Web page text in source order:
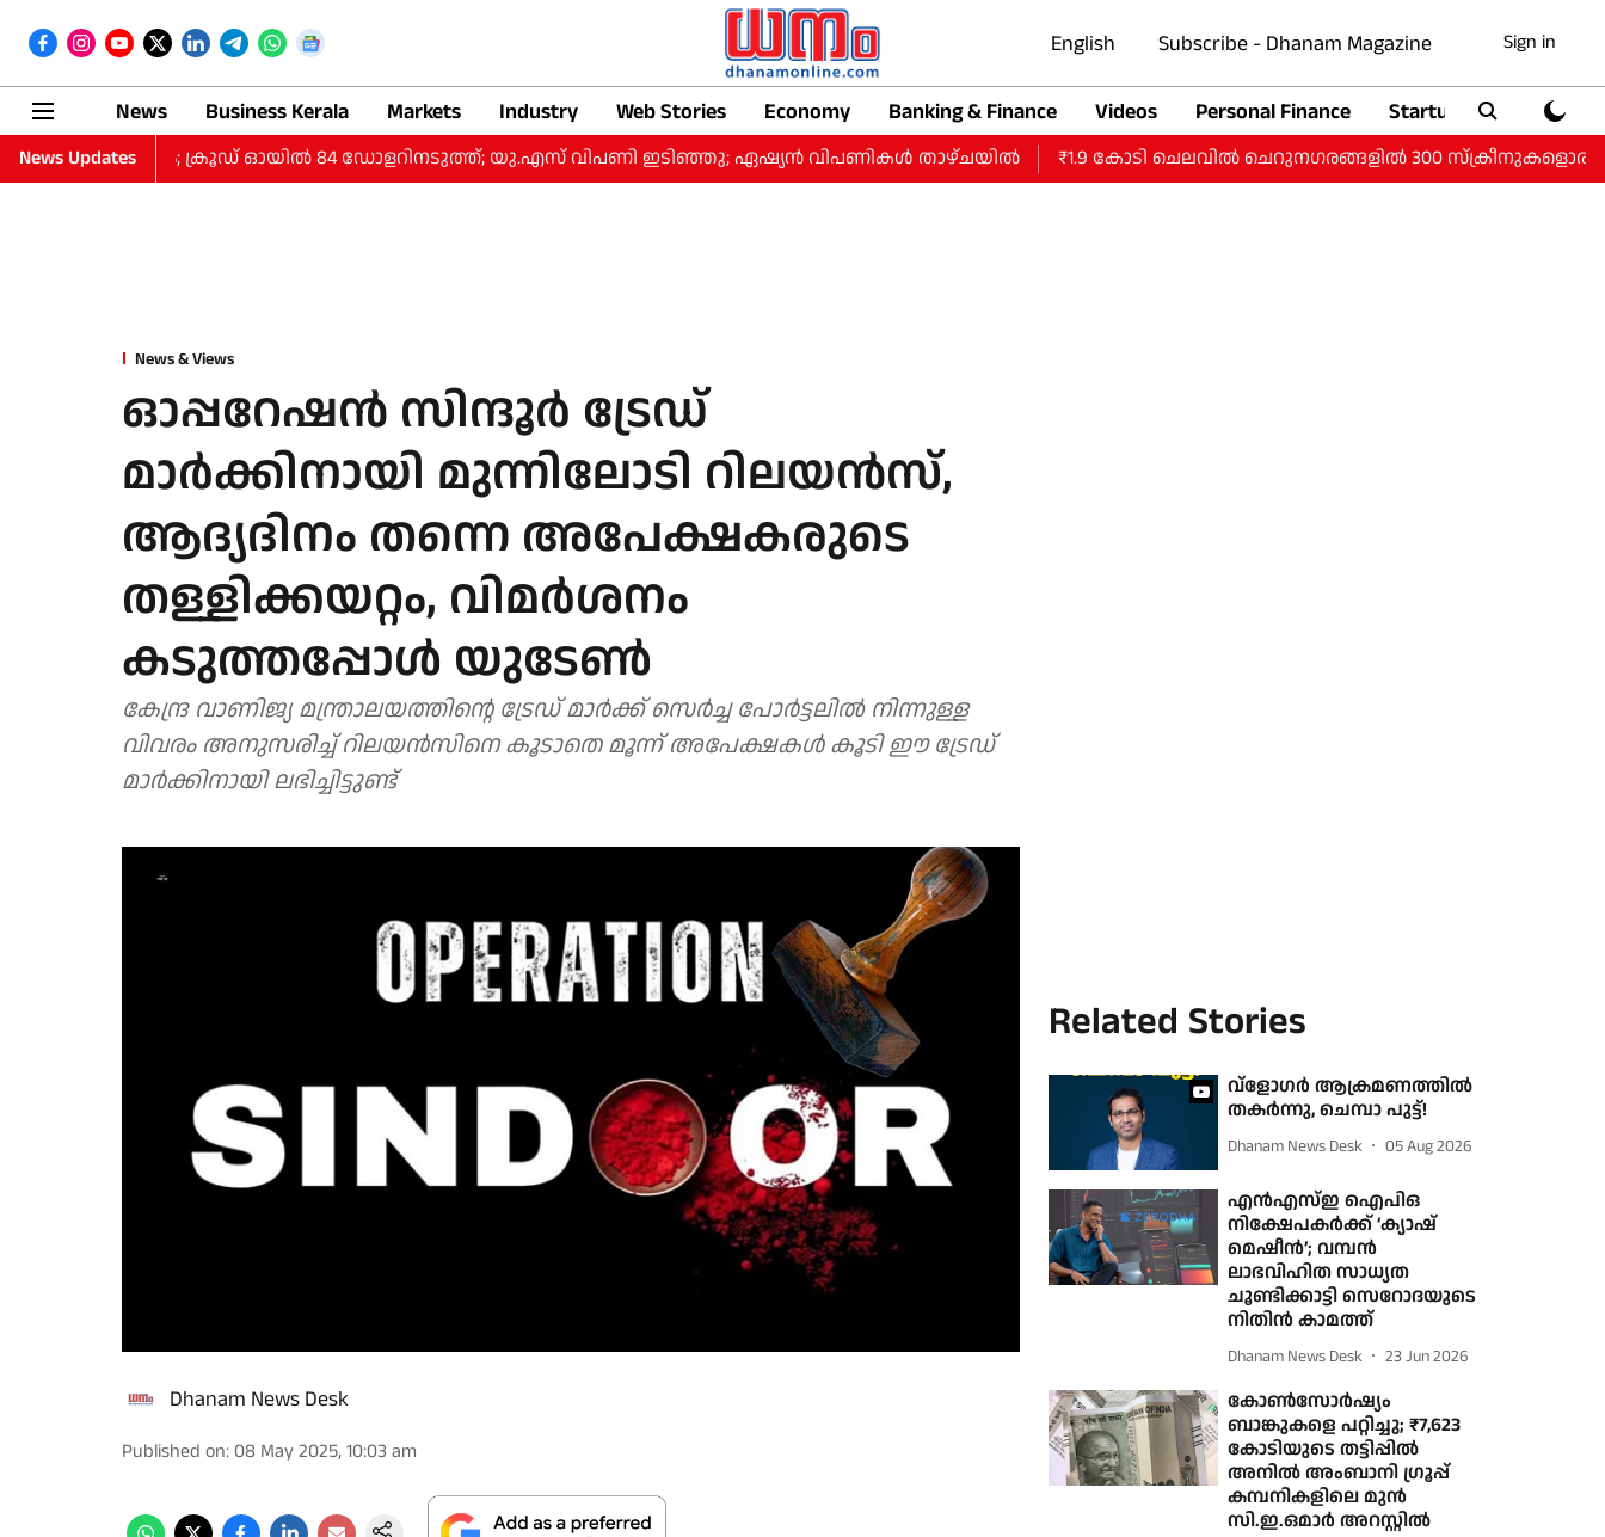
English Subscribe - Dhanam Magazine Sign in
News Business Kerala Markets Industry Web Stories Economy Banking & Finance Videos Personal Finance Startup
News Updates ക്രൂഡ് ഓയിൽ 84 ഡോളറിനടുത്ത്; യു.എസ് വിപണി ഇടിഞ്ഞു; ഏഷ്യൻ വിപണികൾ താഴ്ചയിൽ ₹1.9 കോടി ചെലവില്‍ ചെറുനഗരങ്ങളില്‍ 300
News & Views
ഓപ്പറേഷന്‍ സിന്ദൂര്‍ ട്രേഡ്
മാര്‍ക്കിനായി മുന്നിലോടി റിലയന്‍സ്,
ആദ്യദിനം തന്നെ അപേക്ഷകരുടെ
തള്ളിക്കയറ്റം, വിമര്‍ശനം
കടുത്തപ്പോള്‍ യുടേണ്‍
കേന്ദ്ര വാണിജ്യ മന്ത്രാലയത്തിന്റെ ട്രേഡ് മാര്‍ക്ക് സെര്‍ച്ച പോര്‍ട്ടലില്‍ നിന്നുള്ള
വിവരം അനുസരിച്ച് റിലയന്‍സിനെ കൂടാതെ മൂന്ന് അപേക്ഷകള്‍ കൂടി ഈ ട്രേഡ്
മാര്‍ക്കിനായി ലഭിച്ചിട്ടുണ്ട്
Dhanam News Desk
Published on: 08 May 2025, 10:03 am
Related Stories
വ്‌ളോഗര്‍ ആക്രമണത്തില്‍
തകര്‍ന്നു, ചെമ്പാ പുട്ട്!
Dhanam News Desk 05 Aug 2026
എൻഎസ്ഇ ഐപിഒ
നിക്ഷേപകര്‍ക്ക് ‘ക്യാഷ്
മെഷീൻ’; വമ്പൻ
ലാഭവിഹിത സാധ്യത
ചൂണ്ടിക്കാട്ടി സെറോദയുടെ
നിതിൻ കാമത്ത്
Dhanam News Desk 23 Jun 2026
കോണ്‍സോര്‍ഷ്യം
ബാങ്കുകളെ പറ്റിച്ചു; ₹7,623
കോടിയുടെ തട്ടിപ്പില്‍
അനിൽ അംബാനി ഗ്രൂപ്പ്
കമ്പനികളിലെ മുന്‍
സി.ഇ.ഒമാര്‍ അറസ്റ്റില്‍